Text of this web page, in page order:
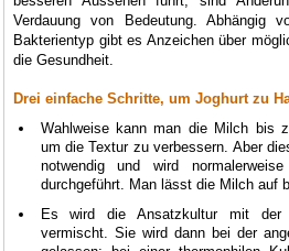
Verdauung von Bedeutung. Abhängig
Bakterientyp gibt es Anzeichen über
die Gesundheit.
Drei einfache Schritte, um Joghurt zu
Wahlweise kann man die Milch bis
um die Textur zu verbessern. Aber
notwendig und wird
durchgeführt. Man lässt die Milch auf
Es wird die Ansatzkultur mit der
vermischt. Sie wird dann bei der